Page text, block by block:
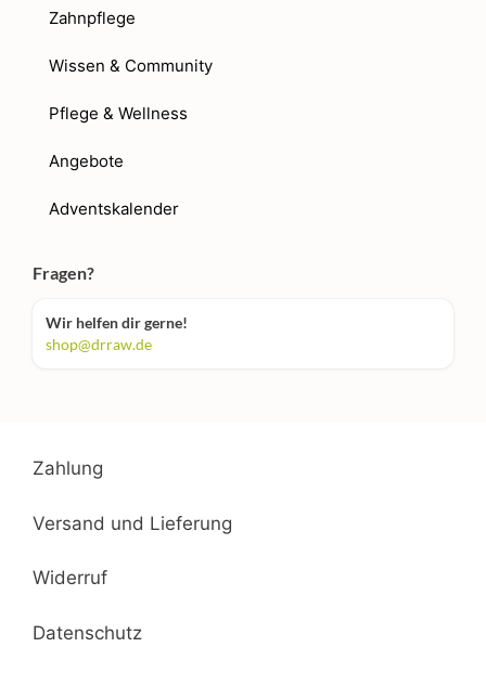
Zahnpflege
Wissen & Community
Pflege & Wellness
Angebote
Adventskalender
Fragen?
Wir helfen dir gerne!
shop@drraw.de
Zahlung
Versand und Lieferung
Widerruf
Datenschutz